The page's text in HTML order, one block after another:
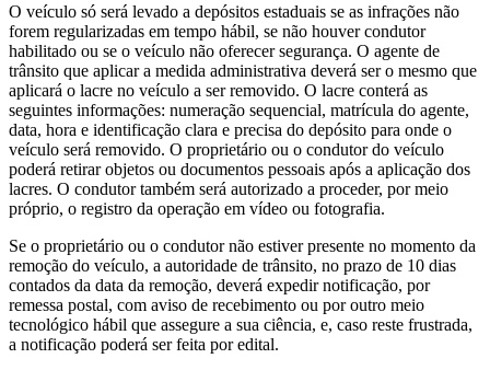
O veículo só será levado a depósitos estaduais se as infrações não
forem regularizadas em tempo hábil, se não houver condutor
habilitado ou se o veículo não oferecer segurança. O agente de
trânsito que aplicar a medida administrativa deverá ser o mesmo que
aplicará o lacre no veículo a ser removido. O lacre conterá as
seguintes informações: numeração sequencial, matrícula do agente,
data, hora e identificação clara e precisa do depósito para onde o
veículo será removido. O proprietário ou o condutor do veículo
poderá retirar objetos ou documentos pessoais após a aplicação dos
lacres. O condutor também será autorizado a proceder, por meio
próprio, o registro da operação em vídeo ou fotografia.
Se o proprietário ou o condutor não estiver presente no momento da
remoção do veículo, a autoridade de trânsito, no prazo de 10 dias
contados da data da remoção, deverá expedir notificação, por
remessa postal, com aviso de recebimento ou por outro meio
tecnológico hábil que assegure a sua ciência, e, caso reste frustrada,
a notificação poderá ser feita por edital.